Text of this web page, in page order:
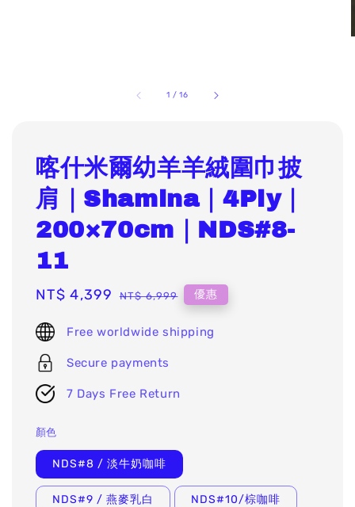
1 /16
喀什米爾幼羊羊絨圍巾披
肩｜Shamina｜4Ply｜
200×70cm｜NDS#8-
11
Sale
NT$ 4,399 Regular
NT$ 6,999 優惠
Free worldwide shipping
Secure payments
7 Days Free Return
顏色
NDS#8 / 淡牛奶咖啡
NDS#9 / 燕麥乳白 NDS#10/棕咖啡